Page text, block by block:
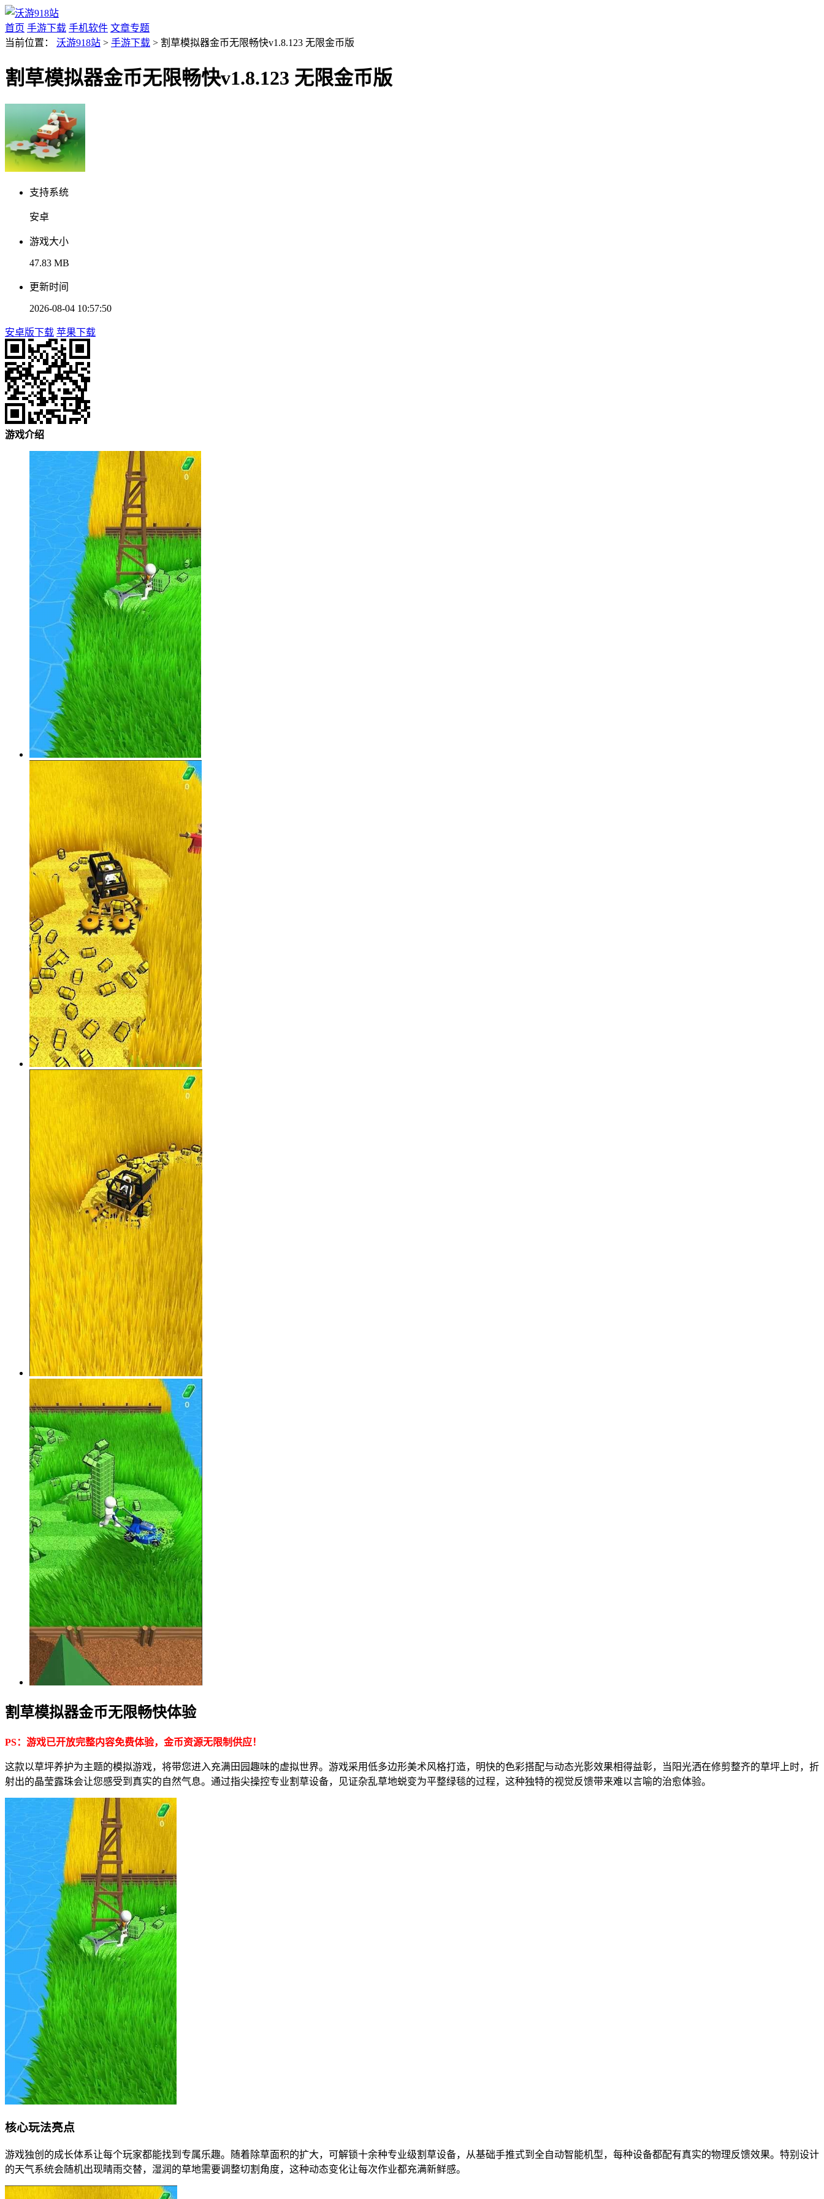
首页 手游下载 手机软件 文章专题
当前位置： 沃游918站 > 手游下载 > 割草模拟器金币无限畅快v1.8.123 无限金币版
割草模拟器金币无限畅快v1.8.123 无限金币版
支持系统
安卓
游戏大小
47.83 MB
更新时间
2026-08-04 10:57:50
安卓版下载 苹果下载
游戏介绍
割草模拟器金币无限畅快体验
PS：游戏已开放完整内容免费体验，金币资源无限制供应！
这款以草坪养护为主题的模拟游戏，将带您进入充满田园趣味的虚拟世界。游戏采用低多边形美术风格打造，明快的色彩搭配与动态光影效果相得益彰，当阳光洒在修剪整齐的草坪上时，折
射出的晶莹露珠会让您感受到真实的自然气息。通过指尖操控专业割草设备，见证杂乱草地蜕变为平整绿毯的过程，这种独特的视觉反馈带来难以言喻的治愈体验。
核心玩法亮点
游戏独创的成长体系让每个玩家都能找到专属乐趣。随着除草面积的扩大，可解锁十余种专业级割草设备，从基础手推式到全自动智能机型，每种设备都配有真实的物理反馈效果。特别设计
的天气系统会随机出现晴雨交替，湿润的草地需要调整切割角度，这种动态变化让每次作业都充满新鲜感。